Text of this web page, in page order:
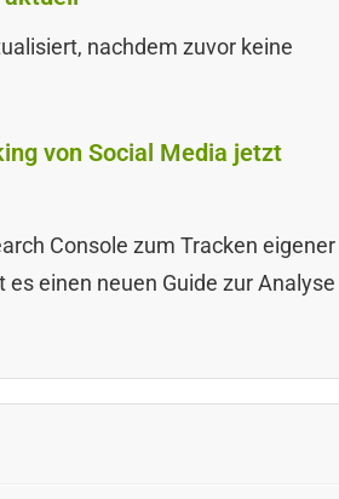
nachdem zuvor keine
von Social Media jetzt
Console zum Tracken eigener
einen neuen Guide zur Analyse